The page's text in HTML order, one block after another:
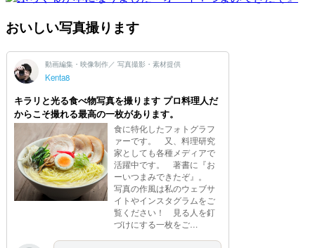
おいしい写真撮ります